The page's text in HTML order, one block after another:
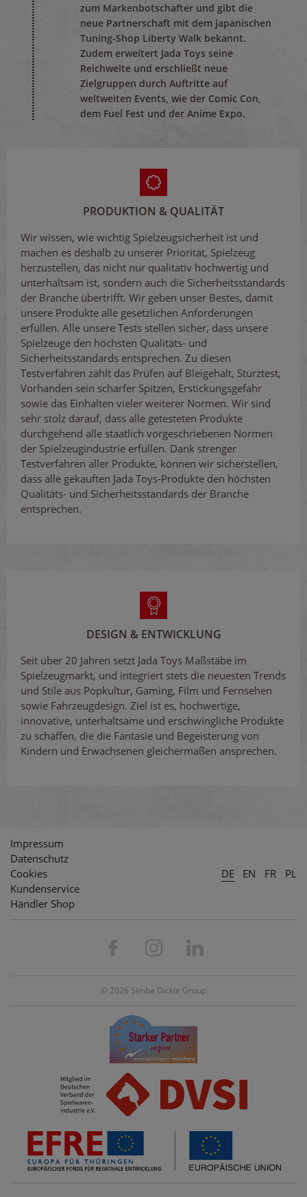
zum Markenbotschafter und gibt die
neue Partnerschaft mit dem japanischen
Tuning-Shop Liberty Walk bekannt.
Zudem erweitert Jada Toys seine
Reichweite und erschließt neue
Zielgruppen durch Auftritte auf
weltweiten Events, wie der Comic Con,
dem Fuel Fest und der Anime Expo.
PRODUKTION & QUALITÄT
Wir wissen, wie wichtig Spielzeugsicherheit ist und
machen es deshalb zu unserer Priorität, Spielzeug
herzustellen, das nicht nur qualitativ hochwertig und
unterhaltsam ist, sondern auch die Sicherheitsstandards
der Branche übertrifft. Wir geben unser Bestes, damit
unsere Produkte alle gesetzlichen Anforderungen
erfüllen. Alle unsere Tests stellen sicher, dass unsere
Spielzeuge den höchsten Qualitäts- und
Sicherheitsstandards entsprechen. Zu diesen
Testverfahren zählt das Prüfen auf Bleigehalt, Sturztest,
Vorhanden sein scharfer Spitzen, Erstickungsgefahr
sowie das Einhalten vieler weiterer Normen. Wir sind
sehr stolz darauf, dass alle getesteten Produkte
durchgehend alle staatlich vorgeschriebenen Normen
der Spielzeugindustrie erfüllen. Dank strenger
Testverfahren aller Produkte, können wir sicherstellen,
dass alle gekauften Jada Toys-Produkte den höchsten
Qualitäts- und Sicherheitsstandards der Branche
entsprechen.
DESIGN & ENTWICKLUNG
Seit über 20 Jahren setzt Jada Toys Maßstäbe im
Spielzeugmarkt, und integriert stets die neuesten Trends
und Stile aus Popkultur, Gaming, Film und Fernsehen
sowie Fahrzeugdesign. Ziel ist es, hochwertige,
innovative, unterhaltsame und erschwingliche Produkte
zu schaffen, die die Fantasie und Begeisterung von
Kindern und Erwachsenen gleichermaßen ansprechen.
Impressum
Datenschutz
Cookies
Kundenservice
Händler Shop
DE EN FR PL
© 2026 Simba Dickie Group